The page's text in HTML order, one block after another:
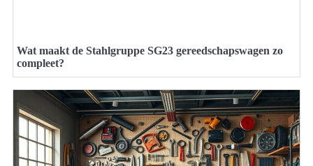
Wat maakt de Stahlgruppe SG23 gereedschapswagen zo
compleet?